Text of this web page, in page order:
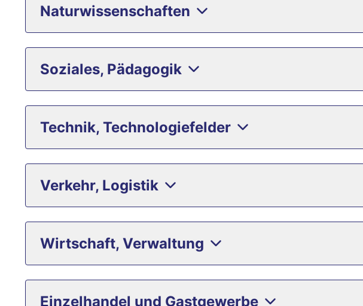
Naturwissenschaften
Soziales, Pädagogik
Technik, Technologiefelder
Verkehr, Logistik
Wirtschaft, Verwaltung
Einzelhandel und Gastgewerbe